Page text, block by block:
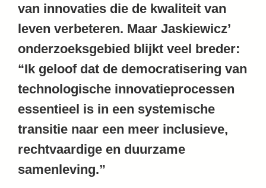
van innovaties die de kwaliteit van
leven verbeteren. Maar Jaskiewicz’
onderzoeksgebied blijkt veel breder:
“Ik geloof dat de democratisering van
technologische innovatieprocessen
essentieel is in een systemische
transitie naar een meer inclusieve,
rechtvaardige en duurzame
samenleving.”